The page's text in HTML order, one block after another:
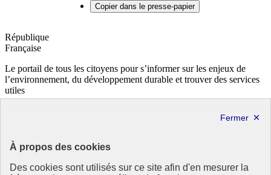
À propos des cookies
Des cookies sont utilisés sur ce site afin d'en mesurer la
Copier dans le presse-papier
République
Française
Le portail de tous les citoyens pour s’informer sur les enjeux de
l’environnement, du développement durable et trouver des services
utiles
data.gouv.fr- ouvre une nouvelle fenêtre
Partenaire